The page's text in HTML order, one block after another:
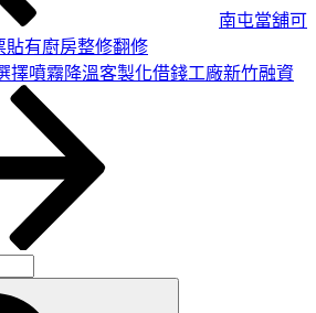
南屯當舖可
貼有廚房整修翻修
擇噴霧降溫客製化借錢工廠新竹融資